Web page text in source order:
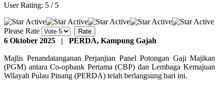
User Rating: 5 / 5
Please Rate
6 Oktober 2025 | PERDA, Kampung Gajah
Majlis Penandatanganan Perjanjian Panel Potongan Gaji Majikan
(PGM) antara Co-opbank Pertama (CBP) dan Lembaga Kemajuan
Wilayah Pulau Pinang (PERDA) telah berlangsung hari ini.